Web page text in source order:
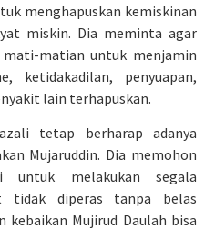
menghapuskan kemiskinan
miskin. Dia meminta agar
mati-matian untuk menjamin
ketidakadilan, penyuapan,
lain terhapuskan.
tetap berharap adanya
Mujaruddin. Dia memohon
untuk melakukan segala
tidak diperas tanpa belas
kebaikan Mujirud Daulah bisa